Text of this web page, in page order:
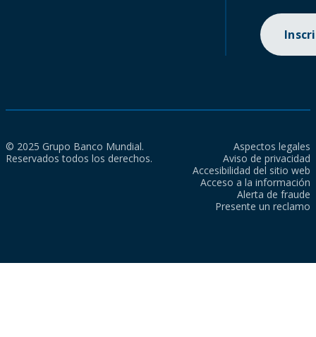
© 2025 Grupo Banco Mundial.
Reservados todos los derechos.
Aspectos legales
Aviso de privacidad
Accesibilidad del sitio web
Acceso a la información
Alerta de fraude
Presente un reclamo